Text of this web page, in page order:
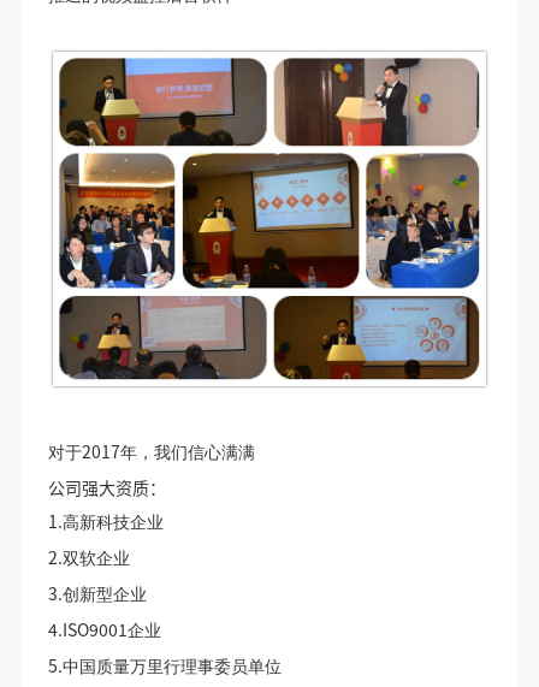
对于2017年，我们信心满满
公司强大资质：
1.高新科技企业
2.双软企业
3.创新型企业
4.ISO9001企业
5.中国质量万里行理事委员单位